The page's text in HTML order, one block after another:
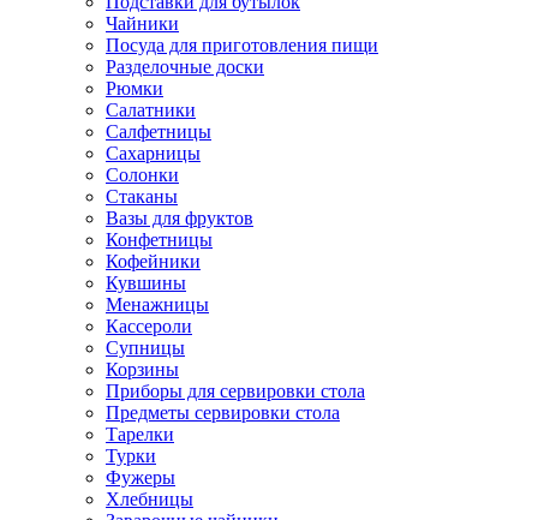
Чайники
Посуда для приготовления пищи
Разделочные доски
Рюмки
Салатники
Салфетницы
Сахарницы
Солонки
Стаканы
Вазы для фруктов
Конфетницы
Кофейники
Кувшины
Менажницы
Кассероли
Супницы
Корзины
Приборы для сервировки стола
Предметы сервировки стола
Тарелки
Турки
Фужеры
Хлебницы